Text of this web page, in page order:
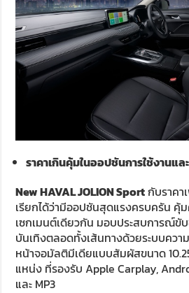
ราคาเกินคุ้มในออปชันการใช้งานแ
New HAVAL JOLION Sportกับราคา
เรียกได้ว่ามีออปชันสุดแรงครบครัน คุ้
เซกเมนต์เดียวกัน มอบประสบการณ์ขั
บันเทิงตลอดทั้งเส้นทางด้วยระบบคว
หน้าจอมัลติมีเดียแบบสัมผัสขนาด
แหน่ง ที่รองรับ Apple Carplay,
และ MP3